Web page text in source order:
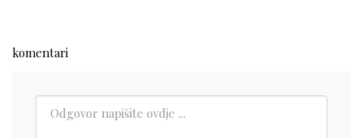
komentari